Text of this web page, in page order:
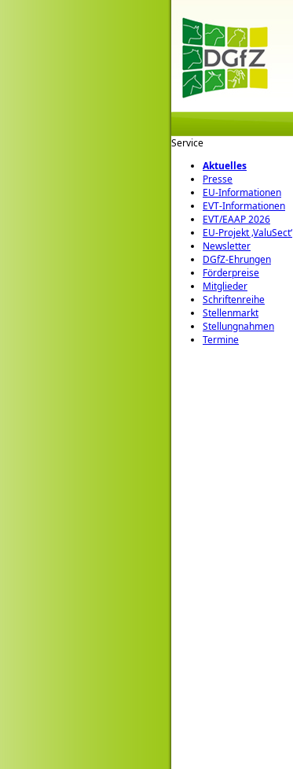
Service
Aktuelles
Presse
EU-Informationen
EVT-Informationen
EVT/EAAP 2026
EU-Projekt ‚ValuSect‘
Newsletter
DGfZ-Ehrungen
Förderpreise
Mitglieder
Schriftenreihe
Stellenmarkt
Stellungnahmen
Termine